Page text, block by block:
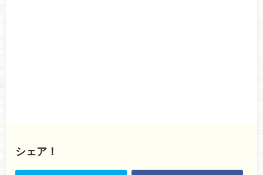
シェア！